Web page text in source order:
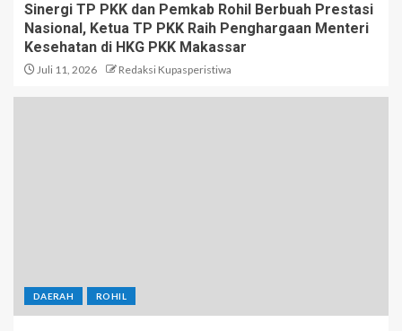
Sinergi TP PKK dan Pemkab Rohil Berbuah Prestasi
Nasional, Ketua TP PKK Raih Penghargaan Menteri
Kesehatan di HKG PKK Makassar
Juli 11, 2026 Redaksi Kupasperistiwa
DAERAH ROHIL